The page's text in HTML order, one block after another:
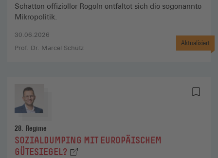
Aktualisiert
30.06.2026
Prof. Dr. Marcel Schütz
Schatten offizieller Regeln entfaltet sich die sogenannte
Mikropolitik.
28. Regime
SOZIALDUMPING MIT EUROPÄISCHEM
GÜTESIEGEL?(EXTERNER LINK, ÖFFNET IN NEUEM